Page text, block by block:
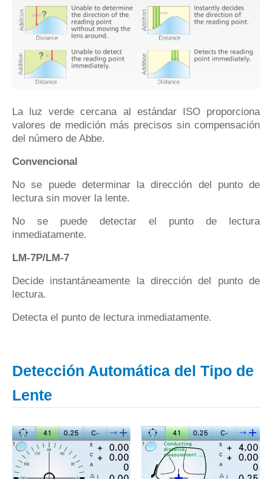
La luz verde cercana al estándar ISO proporciona
valores de medición más precisos sin compensación
del número de Abbe.
Convencional
No se puede determinar la dirección del punto de
lectura sin mover la lente.
No se puede detectar el punto de lectura
inmediatamente.
LM-7P/LM-7
Decide instantáneamente la dirección del punto de
lectura.
Detecta el punto de lectura inmediatamente.
Detección Automática del Tipo de
Lente